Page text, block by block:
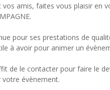
vos amis, faites vous plaisir en
pour ses prestations de
à avoir pour animer un
de le contacter pour faire le
votre évènement.